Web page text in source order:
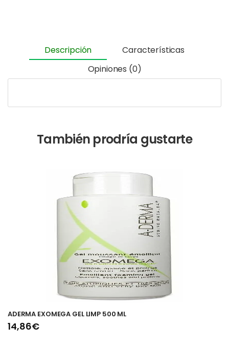
Descripción
Características
Opiniones (0)
También prodría gustarte
ADERMA EXOMEGA GEL LIMP 500 ML
14,86€